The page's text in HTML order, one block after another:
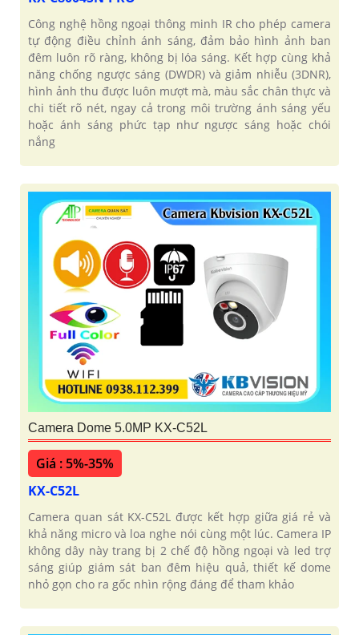
Công nghệ hồng ngoại thông minh IR cho phép camera
tự động điều chỉnh ánh sáng, đảm bảo hình ảnh ban
đêm luôn rõ ràng, không bị lóa sáng. Kết hợp cùng khả
năng chống ngược sáng (DWDR) và giảm nhiễu (3DNR),
hình ảnh thu được luôn mượt mà, màu sắc chân thực và
chi tiết rõ nét, ngay cả trong môi trường ánh sáng yếu
hoặc ánh sáng phức tạp như ngược sáng hoặc chói
nắng
Camera Dome 5.0MP KX-C52L
Giá : 5%-35%
KX-C52L
Camera quan sát KX-C52L được kết hợp giữa giá rẻ và
khả năng micro và loa nghe nói cùng một lúc. Camera IP
không dây này trang bị 2 chế độ hồng ngoại và led trợ
sáng giúp giám sát ban đêm hiệu quả, thiết kế dome
nhỏ gọn cho ra gốc nhìn rộng đáng để tham khảo